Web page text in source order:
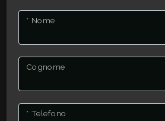
* Nome
Cognome
* Telefono